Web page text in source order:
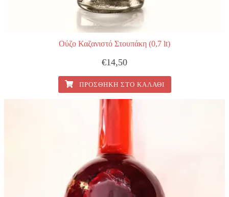
Ούζο Καζανιστό Στουπάκη (0,7 lt)
€14,50
ΠΡΟΣΘΉΚΗ ΣΤΟ ΚΑΛΆΘΙ